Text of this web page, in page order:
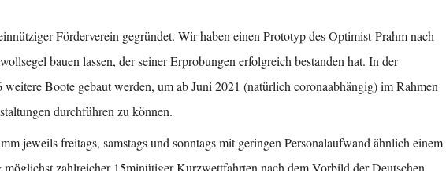
Förderverein gegründet. Wir haben einen Prototyp des Optimist-Prahm nach
bauen lassen, der seiner Erprobungen erfolgreich bestanden hat. In der
Boote gebaut werden, um ab Juni 2021 (natürlich coronaabhängig) im Rahmen
durchführen zu können.
jeweils freitags, samstags und sonntags mit geringen Personalaufwand ähnlich einem